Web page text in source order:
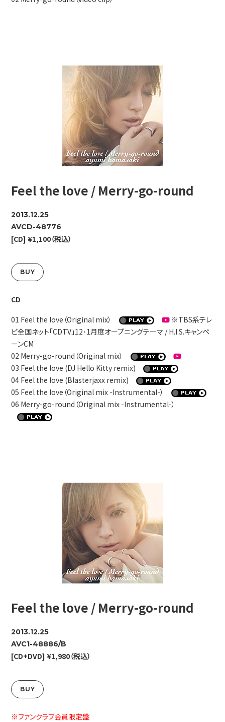
Feel the love / Merry-go-round
2013.12.25
AVCD-48776
[CD] ¥1,100（税込）
BUY
CD
01 Feel the love（Original mix）
※TBS系テレ
ビ全国ネット「CDTV」12･1月度オープニングテーマ / H.I.S.キャンペ
ーンCM
02 Merry-go-round（Original mix）
03 Feel the love (DJ Hello Kitty remix)
04 Feel the love (Blasterjaxx remix)
05 Feel the love（Original mix -Instrumental-）
06 Merry-go-round（Original mix -Instrumental-）
Feel the love / Merry-go-round
2013.12.25
AVC1-48886/B
[CD+DVD] ¥1,980（税込）
BUY
※ファンクラブ会員限定盤